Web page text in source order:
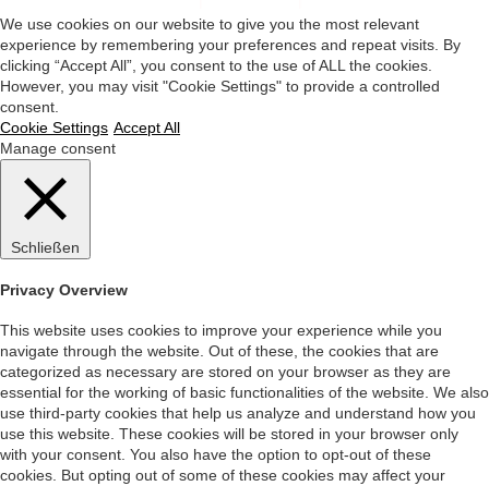
We use cookies on our website to give you the most relevant
experience by remembering your preferences and repeat visits. By
clicking “Accept All”, you consent to the use of ALL the cookies.
However, you may visit "Cookie Settings" to provide a controlled
consent.
Cookie Settings Accept All
Manage consent
Schließen
Privacy Overview
This website uses cookies to improve your experience while you
navigate through the website. Out of these, the cookies that are
categorized as necessary are stored on your browser as they are
essential for the working of basic functionalities of the website. We also
use third-party cookies that help us analyze and understand how you
use this website. These cookies will be stored in your browser only
with your consent. You also have the option to opt-out of these
cookies. But opting out of some of these cookies may affect your